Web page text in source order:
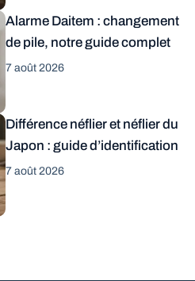
Alarme Daitem : changement
de pile, notre guide complet
7 août 2026
Différence néflier et néflier du
Japon : guide d’identification
7 août 2026